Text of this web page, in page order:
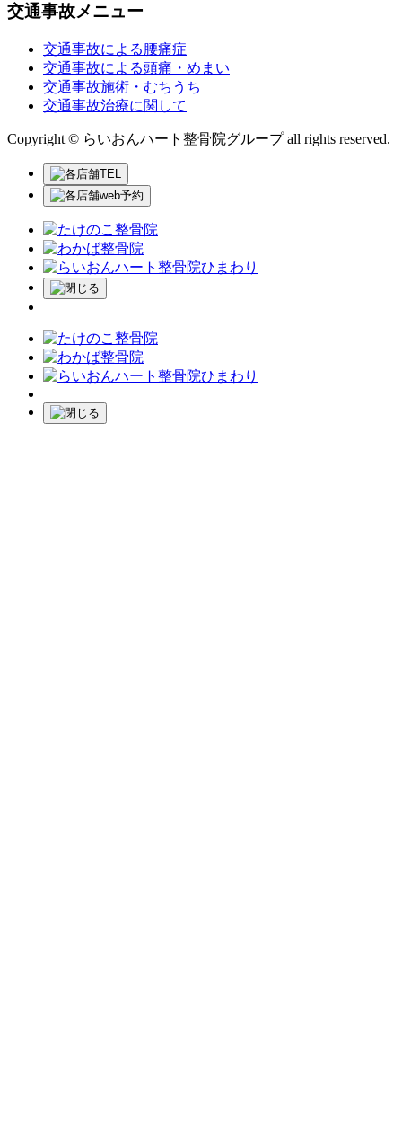
交通事故メニュー
交通事故による腰痛症
交通事故による頭痛・めまい
交通事故施術・むちうち
交通事故治療に関して
Copyright © らいおんハート整骨院グループ all rights reserved.